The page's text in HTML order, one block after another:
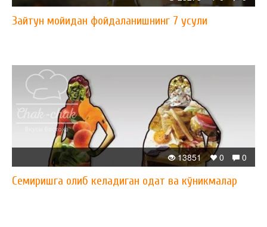
Зайтун мойидан фойдаланишнинг 7 усули
0
0
13851
Семиришга олиб келадиган одат ва кўникмалар